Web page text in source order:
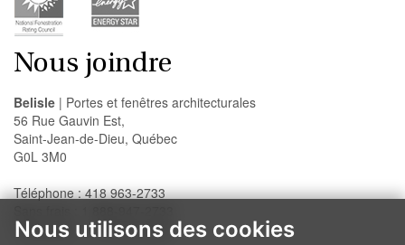
Nous utilisons des cookies
Nous joindre
Belisle | Portes et fenêtres architecturales
56 Rue Gauvin Est,
Saint-Jean-de-Dieu, Québec
G0L 3M0
Téléphone : 418 963-2733
Télécopieur : 418 963-2200